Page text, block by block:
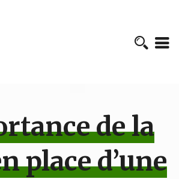
de la
place d’une